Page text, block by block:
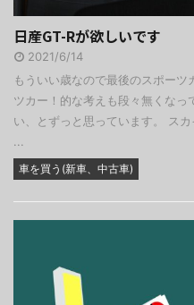
日産GT-Rが欲しいです
2021/6/14
もういい歳なので最後のスポー
ツカー！的な考えも段々無くなっ
い、とずっと思っています。 ス
...
車を買う(新車、中古車)